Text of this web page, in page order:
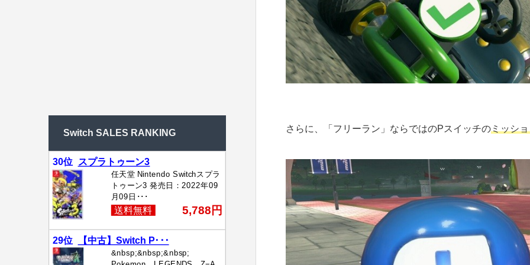
さらに、「フリーラン」ならではのPスイッチのミッシ
Switch SALES RANKING